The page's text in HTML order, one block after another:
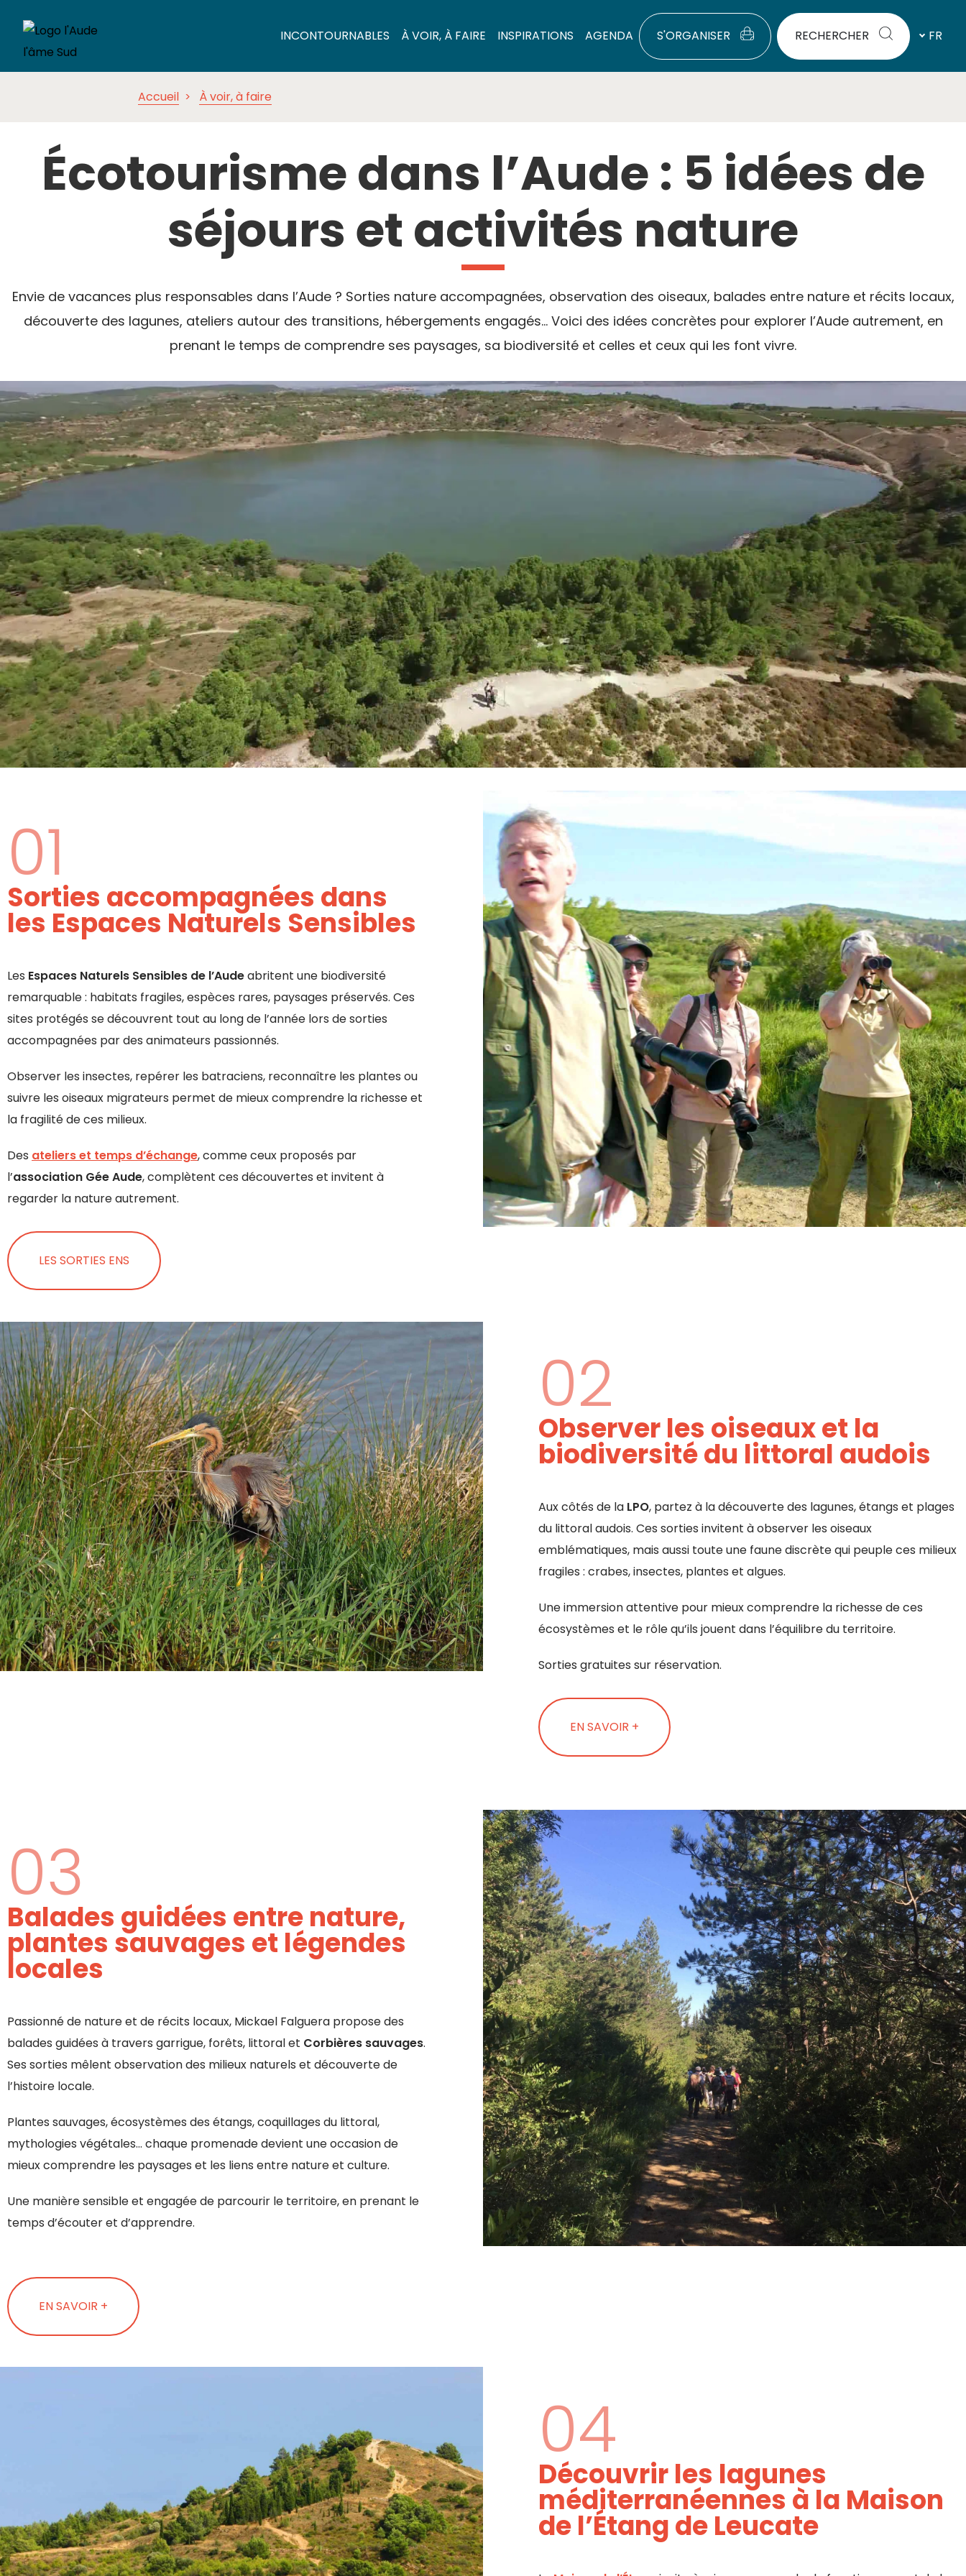
INCONTOURNABLES À VOIR, À FAIRE INSPIRATIONS AGENDA S'ORGANISER RECHERCHER FR
Accueil À voir, à faire
Écotourisme dans l’Aude : 5 idées de
séjours et activités nature
Envie de vacances plus responsables dans l’Aude ? Sorties nature accompagnées, observation des oiseaux, balades entre nature et récits locaux,
découverte des lagunes, ateliers autour des transitions, hébergements engagés… Voici des idées concrètes pour explorer l’Aude autrement, en
prenant le temps de comprendre ses paysages, sa biodiversité et celles et ceux qui les font vivre.
01
Sorties accompagnées dans
les Espaces Naturels Sensibles
Les Espaces Naturels Sensibles de l’Audeabritent une biodiversité
remarquable : habitats fragiles, espèces rares, paysages préservés. Ces
sites protégés se découvrent tout au long de l’année lors de sorties
accompagnées par des animateurs passionnés.
Observer les insectes, repérer les batraciens, reconnaître les plantes ou
suivre les oiseaux migrateurs permet de mieux comprendre la richesse et
la fragilité de ces milieux.
Des ateliers et temps d’échange, comme ceux proposés par
l’association Gée Aude, complètent ces découvertes et invitent à
regarder la nature autrement.
LES SORTIES ENS
02
Observer les oiseaux et la
biodiversité du littoral audois
Aux côtés de la LPO, partez à la découverte des lagunes, étangs et plages
du littoral audois. Ces sorties invitent à observer les oiseaux
emblématiques, mais aussi toute une faune discrète qui peuple ces milieux
fragiles : crabes, insectes, plantes et algues.
Une immersion attentive pour mieux comprendre la richesse de ces
écosystèmes et le rôle qu’ils jouent dans l’équilibre du territoire.
Sorties gratuites sur réservation.
EN SAVOIR +
03
Balades guidées entre nature,
plantes sauvages et légendes
locales
Passionné de nature et de récits locaux, Mickael Falguera propose des
balades guidées à travers garrigue, forêts, littoral et Corbières sauvages.
Ses sorties mêlent observation des milieux naturels et découverte de
l’histoire locale.
Plantes sauvages, écosystèmes des étangs, coquillages du littoral,
mythologies végétales… chaque promenade devient une occasion de
mieux comprendre les paysages et les liens entre nature et culture.
Une manière sensible et engagée de parcourir le territoire, en prenant le
temps d’écouter et d’apprendre.
EN SAVOIR +
04
Découvrir les lagunes
méditerranéennes à la Maison
de l’Étang de Leucate